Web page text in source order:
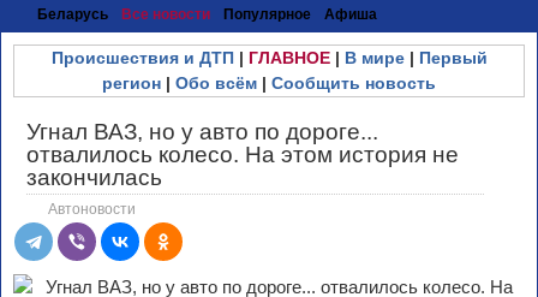
Беларусь Все новости Популярное Афиша
Происшествия и ДТП| ГЛАВНОЕ| В мире| Первый
регион | Обо всём | Сообщить новость
Угнал ВАЗ, но у авто по дороге...
отвалилось колесо. На этом история не
закончилась
Автоновости